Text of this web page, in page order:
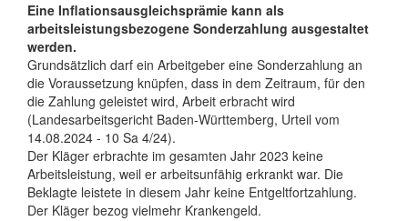
Eine Inflationsausgleichsprämie kann als
arbeitsleistungsbezogene Sonderzahlung ausgestaltet
werden.
Grundsätzlich darf ein Arbeitgeber eine Sonderzahlung an
die Voraussetzung knüpfen, dass in dem Zeitraum, für den
die Zahlung geleistet wird, Arbeit erbracht wird
(Landesarbeitsgericht Baden-Württemberg, Urteil vom
14.08.2024 - 10 Sa 4/24).
Der Kläger erbrachte im gesamten Jahr 2023 keine
Arbeitsleistung, weil er arbeitsunfähig erkrankt war. Die
Beklagte leistete in diesem Jahr keine Entgeltfortzahlung.
Der Kläger bezog vielmehr Krankengeld.